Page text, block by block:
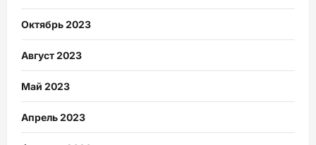
Октябрь 2023
Август 2023
Май 2023
Апрель 2023